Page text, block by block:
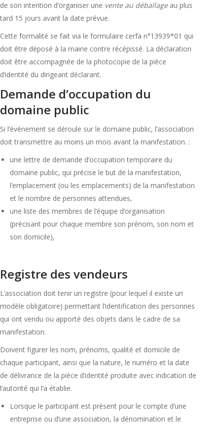
de son intention d’organiser une vente au déballageau plus
tard 15 jours avant la date prévue.
Cette formalité se fait via le formulaire cerfa n°13939*01 qui
doit être déposé à la mairie contre récépissé. La déclaration
doit être accompagnée de la photocopie de la pièce
d’identité du dirigeant déclarant.
Demande d’occupation du
domaine public
Si l’événement se déroule sur le domaine public, l’association
doit transmettre au moins un mois avant la manifestation. :
une lettre de demande d’occupation temporaire du
domaine public, qui précise le but de la manifestation,
l’emplacement (ou les emplacements) de la manifestation
et le nombre de personnes attendues,
une liste des membres de l’équipe d’organisation
(précisant pour chaque membre son prénom, son nom et
son domicile),
Registre des vendeurs
L’association doit tenir un registre (pour lequel il existe un
modèle obligatoire) permettant l’identification des personnes
qui ont vendu ou apporté des objets dans le cadre de sa
manifestation.
Doivent figurer les nom, prénoms, qualité et domicile de
chaque participant, ainsi que la nature, le numéro et la date
de délivrance de la pièce d’identité produite avec indication de
l’autorité qui l’a établie.
Lorsque le participant est présent pour le compte d’une
entreprise ou d’une association, la dénomination et le